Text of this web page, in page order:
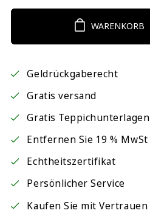
WARENKORB
Geldrückgaberecht
Gratis versand
Gratis Teppichunterlagen
Entfernen Sie 19 % MwSt
Echtheitszertifikat
Persönlicher Service
Kaufen Sie mit Vertrauen